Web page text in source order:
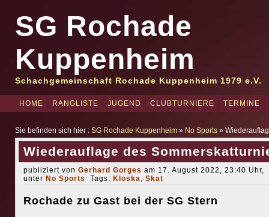
SG Rochade
Kuppenheim
Schachgemeinschaft Rochade Kuppenheim 1979 e.V.
HOME RANGLISTE JUGEND CLUBTURNIERE TERMINE
Sie befinden sich hier : SG Rochade Kuppenheim» No Sports»
Wiederauflage des
publiziert von Gerhard Gorges am 17. August 2022, 23:40 Uhr,
unter No Sports Tags: Kloska, Skat
Rochade zu Gast bei der SG Stern